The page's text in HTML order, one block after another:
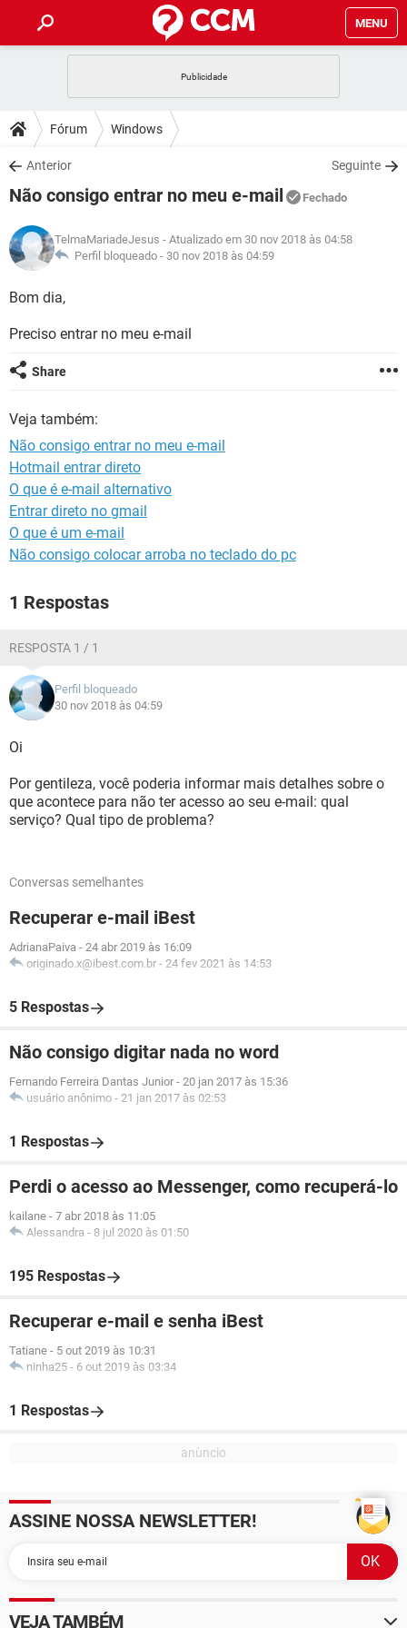
MENU
CELULAR
OUTLOOK
INSTAGRAM GMAIL
GUIA DE COMPRAS
DICAS
JOGOS
INSTAGRAM GMAIL
GUIA DE COMPRAS
DOWNLOADS
JOGOS WHATSAPP
CELULAR
OUTLOOK EXCEL
INSTAGRAM
JOGOS WHATSAPP
CELULAR
OUTLOOK
INSTAGRAM
GUIA DE COMPRAS
GLOSSÁRIO
JOGOS
INSTAGRAM
GUIA DE COMPRAS
Fórum Windows
Anterior Seguinte
Não consigo entrar no meu e-mail Fechado
TelmaMariadeJesus - Atualizado em 30 nov 2018 às 04:58
Perfil bloqueado - 30 nov 2018 às 04:59
Bom dia,
Preciso entrar no meu e-mail
Share
Veja também:
Não consigo entrar no meu e-mail
Hotmail entrar direto
O que é e-mail alternativo
Entrar direto no gmail
O que é um e-mail
Não consigo colocar arroba no teclado do pc
1 Respostas
RESPOSTA 1 / 1
Perfil bloqueado
30 nov 2018 às 04:59
Oi
Por gentileza, você poderia informar mais detalhes sobre o
que acontece para não ter acesso ao seu e-mail: qual
serviço? Qual tipo de problema?
Conversas semelhantes
Recuperar e-mail iBest
AdrianaPaiva - 24 abr 2019 às 16:09
originado.x@ibest.com.br - 24 fev 2021 às 14:53
5 Respostas
Não consigo digitar nada no word
Fernando Ferreira Dantas Junior - 20 jan 2017 às 15:36
usuário anônimo - 21 jan 2017 às 02:53
1 Respostas
Perdi o acesso ao Messenger, como recuperá-lo
kailane - 7 abr 2018 às 11:05
Alessandra - 8 jul 2020 às 01:50
195 Respostas
Recuperar e-mail e senha iBest
Tatiane - 5 out 2019 às 10:31
ninha25 - 6 out 2019 às 03:34
1 Respostas
ASSINE NOSSA NEWSLETTER!
VEJA TAMBÉM